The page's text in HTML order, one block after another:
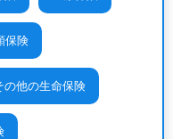
保険
の他の生命保険